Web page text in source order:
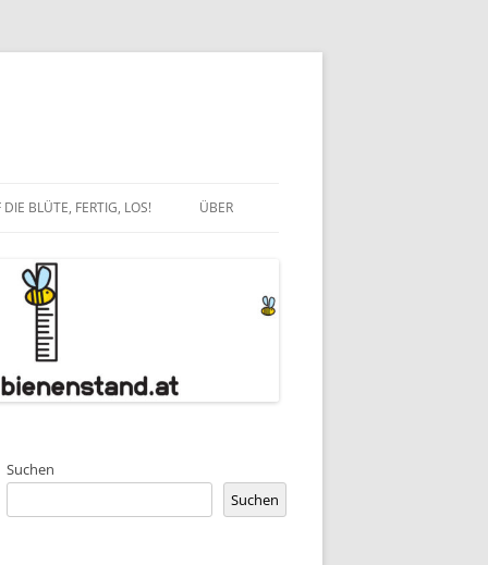
DIE BLÜTE, FERTIG, LOS! ÜBER
Suchen
Suchen